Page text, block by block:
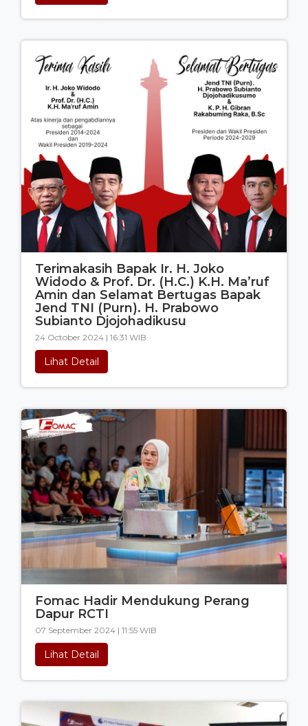
Terimakasih Bapak Ir. H. Joko
Widodo & Prof. Dr. (H.C.) K.H. Ma’ruf
Amin dan Selamat Bertugas Bapak
Jend TNI (Purn). H. Prabowo
Subianto Djojohadikusu
24 October 2024 | 16:31 WIB
Lihat Detail
Fomac Hadir Mendukung Perang
Dapur RCTI
07 September 2024 | 11:55 WIB
Lihat Detail